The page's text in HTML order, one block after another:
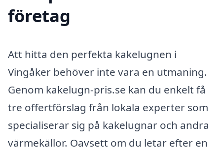
företag
Att hitta den perfekta kakelugnen i
Vingåker behöver inte vara en utmaning.
Genom kakelugn-pris.se kan du enkelt få
tre offertförslag från lokala experter som
specialiserar sig på kakelugnar och andra
värmekällor. Oavsett om du letar efter en